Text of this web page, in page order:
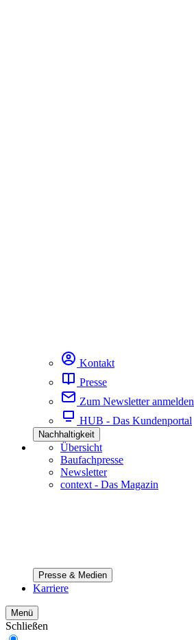
Kontakt
Presse
Zum Newsletter anmelden
HUB - Das Kundenportal
Nachhaltigkeit
Übersicht
Baufachpresse
Newsletter
context - Das Magazin
Presse & Medien
Karriere
Menü
Schließen